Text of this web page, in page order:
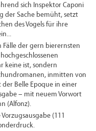
sich Inspektor Caponi
der Sache bemüht, setzt
des Vogels für ihre
Fälle der gern bierernsten
keine ist, sondern
inmitten von
der Belle Epoque in einer
– mit neuem Vorwort
(Alfonz).
(111